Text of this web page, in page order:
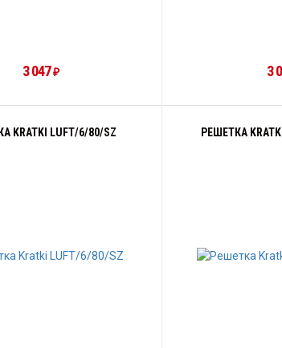
3 047 ₽ 3
KRATKI LUFT/6/80/SZ РЕШЕТКА